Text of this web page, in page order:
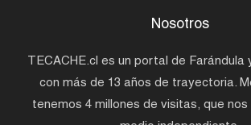
Nosotros
TECACHE.cl es un portal de Farándula
con más de 13 años de trayectoria.
tenemos 4 millones de visitas, que nos